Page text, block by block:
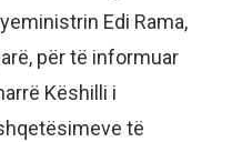
Edi Rama,
për të informuar
Këshilli i
të